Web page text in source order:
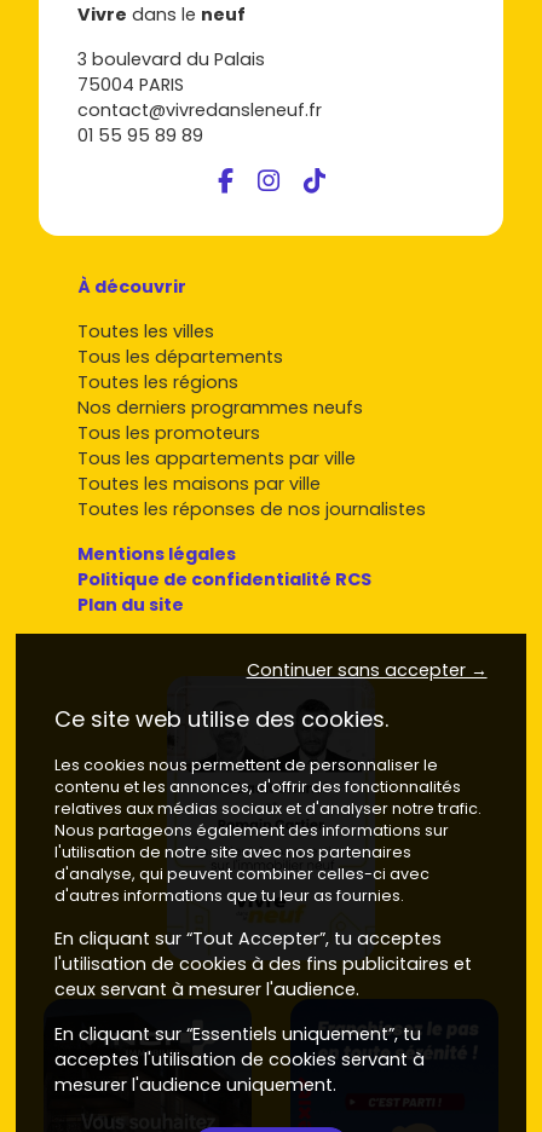
Vivre dans le neuf
3 boulevard du Palais
75004 PARIS
contact@vivredansleneuf.fr
01 55 95 89 89
À découvrir
Toutes les villes
Tous les départements
Toutes les régions
Nos derniers programmes neufs
Tous les promoteurs
Tous les appartements par ville
Toutes les maisons par ville
Toutes les réponses de nos journalistes
Mentions légales
Politique de confidentialité RCS
Plan du site
Continuer sans accepter →
Ce site web utilise des cookies.
Les cookies nous permettent de personnaliser le
contenu et les annonces, d'offrir des fonctionnalités
relatives aux médias sociaux et d'analyser notre trafic.
Nous partageons également des informations sur
l'utilisation de notre site avec nos partenaires
d'analyse, qui peuvent combiner celles-ci avec
d'autres informations que tu leur as fournies.
En cliquant sur “Tout Accepter”, tu acceptes
l'utilisation de cookies à des fins publicitaires et
ceux servant à mesurer l'audience.
En cliquant sur “Essentiels uniquement”, tu
acceptes l'utilisation de cookies servant à
mesurer l'audience uniquement.